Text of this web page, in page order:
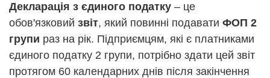
Декларація з єдиного податку – це
обов'язковий звіт, який повинні подавати ФОП 2
групи раз на рік. Підприємцям, які є платниками
єдиного податку 2 групи, потрібно здати цей звіт
протягом 60 календарних днів після закінчення